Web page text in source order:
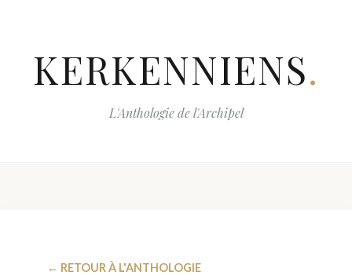
KERKENNIENS.
L'Anthologie de l'Archipel
← RETOUR À L'ANTHOLOGIE